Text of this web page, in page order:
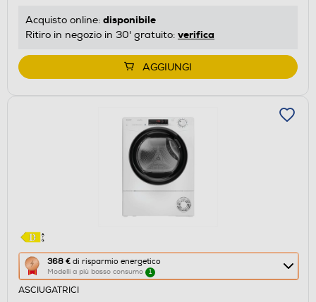
energetico
di
Youreko.
Acquisto online: disponibile
Ritiro in negozio in 30' gratuito: verifica
AGGIUNGI
368 € di risparmio energetico
Modelli a più basso consumo 1
Questa
azione
aprirà
ASCIUGATRICI